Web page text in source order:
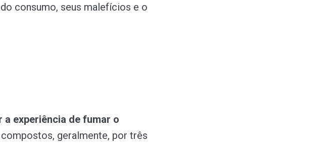
consumo, seus malefícios e o
a experiência de fumar o
geralmente, por três